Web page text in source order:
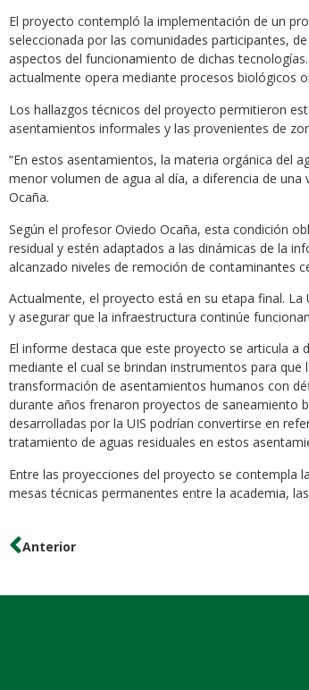
El proyecto contempló la implementación de un
seleccionada por las comunidades participantes,
aspectos del funcionamiento de dichas
actualmente opera mediante procesos biológicos
Los hallazgos técnicos del proyecto permitieron
asentamientos informales y las provenientes de
“En estos asentamientos, la materia orgánica del
menor volumen de agua al día, a diferencia de
Ocaña.
Según el profesor Oviedo Ocaña, esta condición
residual y estén adaptados a las dinámicas de la
alcanzado niveles de remoción de contaminantes
Actualmente, el proyecto está en su etapa final.
y asegurar que la infraestructura continúe
El informe destaca que este proyecto se articula a
mediante el cual se brindan instrumentos para
transformación de asentamientos humanos con
durante años frenaron proyectos de saneamiento
desarrolladas por la UIS podrían convertirse en
tratamiento de aguas residuales en estos
Entre las proyecciones del proyecto se contempla
mesas técnicas permanentes entre la academia,
Anterior